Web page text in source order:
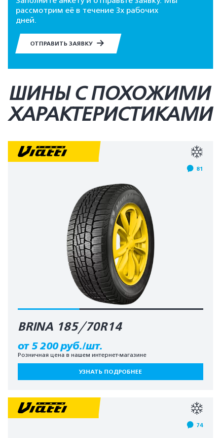
рассмотрим её в течение 3х рабочих
дней.
ОТПРАВИТЬ ЗАЯВКУ
ШИНЫ С ПОХОЖИМИ
ХАРАКТЕРИСТИКАМИ
81
BRINA 185/70R14
от 5 200 руб./шт.
Розничная цена в нашем интернет-магазине
УЗНАТЬ ПОДРОБНЕЕ
74